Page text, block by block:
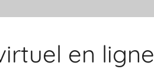
en ligne